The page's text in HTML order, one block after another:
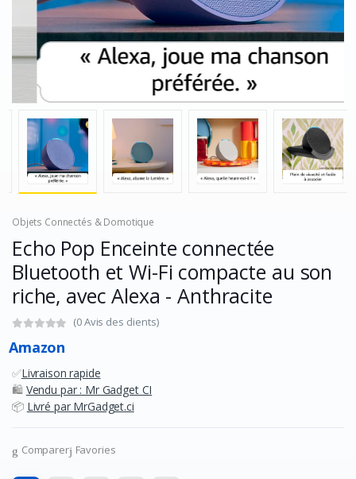
Objets Connectés & Domotique
Echo Pop Enceinte connectée
Bluetooth et Wi-Fi compacte au son
riche, avec Alexa - Anthracite
(0 Avis des clients)
Amazon
✅Livraison rapide
🛍️ Vendu par : Mr Gadget CI
📦 Livré par MrGadget.ci
Comparer Favories